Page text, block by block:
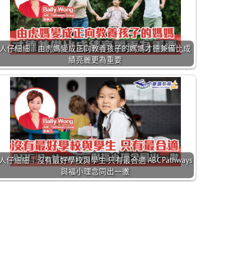
人仔細細｜由虎媽變成正向教養孩子的媽媽才德兼備比成
績亮麗更為重要
人仔細細｜沒有最好學校與學生 只有最合適 ABC Pathways
與褔小理念同出一徹